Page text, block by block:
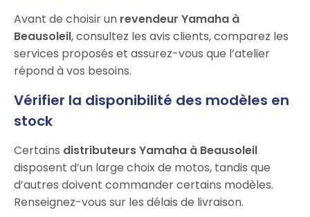
Avant de choisir un revendeur Yamaha à
Beausoleil, consultez les avis clients, comparez les
services proposés et assurez-vous que l’atelier
répond à vos besoins.
Vérifier la disponibilité des modèles en
stock
Certains distributeurs Yamaha à Beausoleil
disposent d’un large choix de motos, tandis que
d’autres doivent commander certains modèles.
Renseignez-vous sur les délais de livraison.